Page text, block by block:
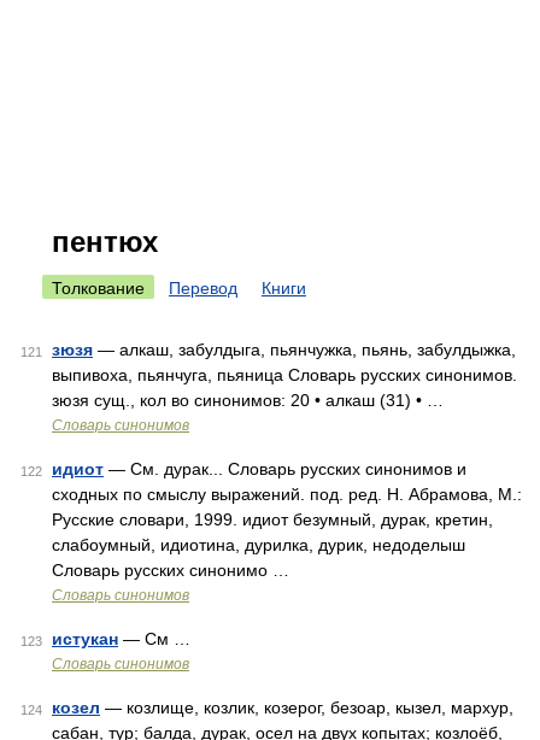
пентюх
Толкование Перевод Книги
121 зюзя — алкаш, забулдыга, пьянчужка, пьянь, забулдыжка,
выпивоха, пьянчуга, пьяница Словарь русских синонимов.
зюзя сущ., кол во синонимов: 20 • алкаш (31) • …
Словарь синонимов
122 идиот — См. дурак... Словарь русских синонимов и
сходных по смыслу выражений. под. ред. Н. Абрамова, М.:
Русские словари, 1999. идиот безумный, дурак, кретин,
слабоумный, идиотина, дурилка, дурик, недоделыш
Словарь русских синонимо …
Словарь синонимов
123 истукан — См …
Словарь синонимов
124 козел — козлище, козлик, козерог, безоар, кызел, мархур,
сабан, тур; балда, дурак, осел на двух копытах; козлоёб,